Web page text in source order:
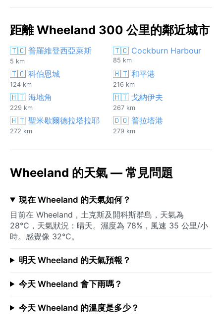
距離 Wheeland 300 公里的鄰近城市
🇹🇨 普羅維登西亞萊斯
5 km
🇹🇨 Cockburn Harbour
85 km
🇹🇨 科伯恩城
124 km
🇭🇹 和平港
216 km
🇭🇹 海地角
229 km
🇭🇹 戈納伊夫
267 km
🇭🇹 聖米歇爾德拉塔拉耶
272 km
🇩🇴 普拉塔港
279 km
Wheeland 的天氣 — 常見問題
現在 Wheeland 的天氣如何？
目前在 Wheeland，土克斯及開科斯群島，天氣為
28°C，天氣狀況：晴天。濕度為 78%，風速 35 公里/小
時。感覺像 32°C。
明天 Wheeland 的天氣預報？
今天 Wheeland 會下雨嗎？
今天 Wheeland 的溫度是多少？